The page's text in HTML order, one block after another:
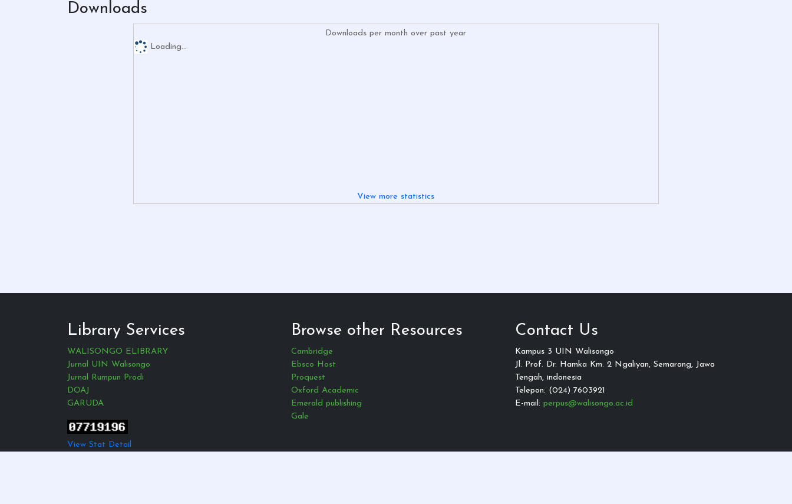
Downloads
Downloads per month over past year
Loading...
View more statistics
Library Services
WALISONGO ELIBRARY
Jurnal UIN Walisongo
Jurnal Rumpun Prodi
DOAJ
GARUDA
View Stat Detail
Browse other Resources
Cambridge
Ebsco Host
Proquest
Oxford Academic
Emerald publishing
Gale
Contact Us
Kampus 3 UIN Walisongo
Jl. Prof. Dr. Hamka Km. 2 Ngaliyan, Semarang, Jawa
Tengah, indonesia
Telepon: (024) 7603921
E-mail: perpus@walisongo.ac.id